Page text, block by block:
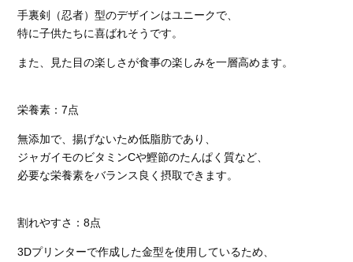
手裏剣（忍者）型のデザインはユニークで、
特に子供たちに喜ばれそうです。
また、見た目の楽しさが食事の楽しみを一層高めます。
栄養素：7点
無添加で、揚げないため低脂肪であり、
ジャガイモのビタミンCや鰹節のたんぱく質など、
必要な栄養素をバランス良く摂取できます。
割れやすさ：8点
3Dプリンターで作成した金型を使用しているため、